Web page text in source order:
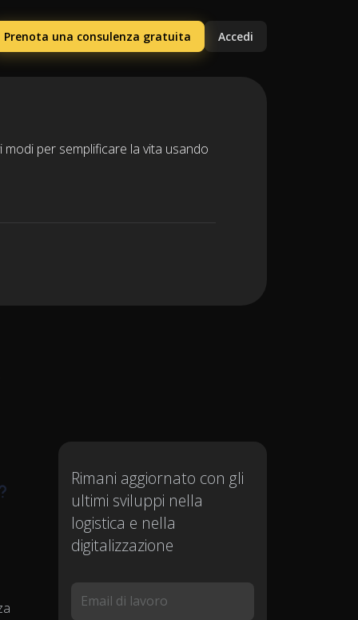
Prenota una consulenza gratuita Accedi
per semplificare la vita usando
Rimani aggiornato con gli
ultimi sviluppi nella
logistica e nella
digitalizzazione
Email di lavoro